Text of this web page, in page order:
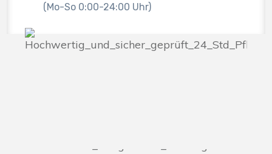
(Mo-So 0:00-24:00 Uhr)